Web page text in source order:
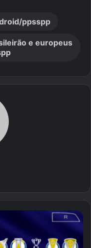
ppsspp
e europeus